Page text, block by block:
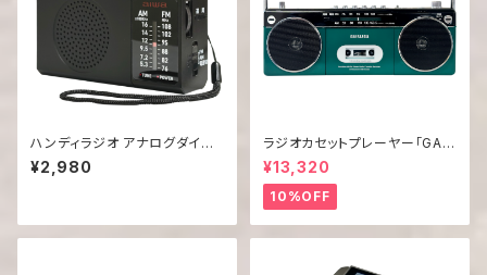
ハンディラジオ アナログダイヤ
ル式チューナー搭載 電池式「GA
A4-PPR0005」
¥2,980
ラジオカセットプレーヤー「GAA
4-RCP0002(GN)」
¥13,320
10%OFF